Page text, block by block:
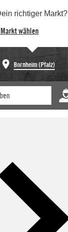
richtiger Markt?
wählen
Bornheim (Pfalz)